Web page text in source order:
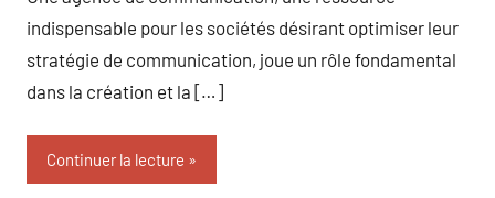
indispensable pour les sociétés désirant optimiser leur
stratégie de communication, joue un rôle fondamental
dans la création et la […]
Continuer la lecture